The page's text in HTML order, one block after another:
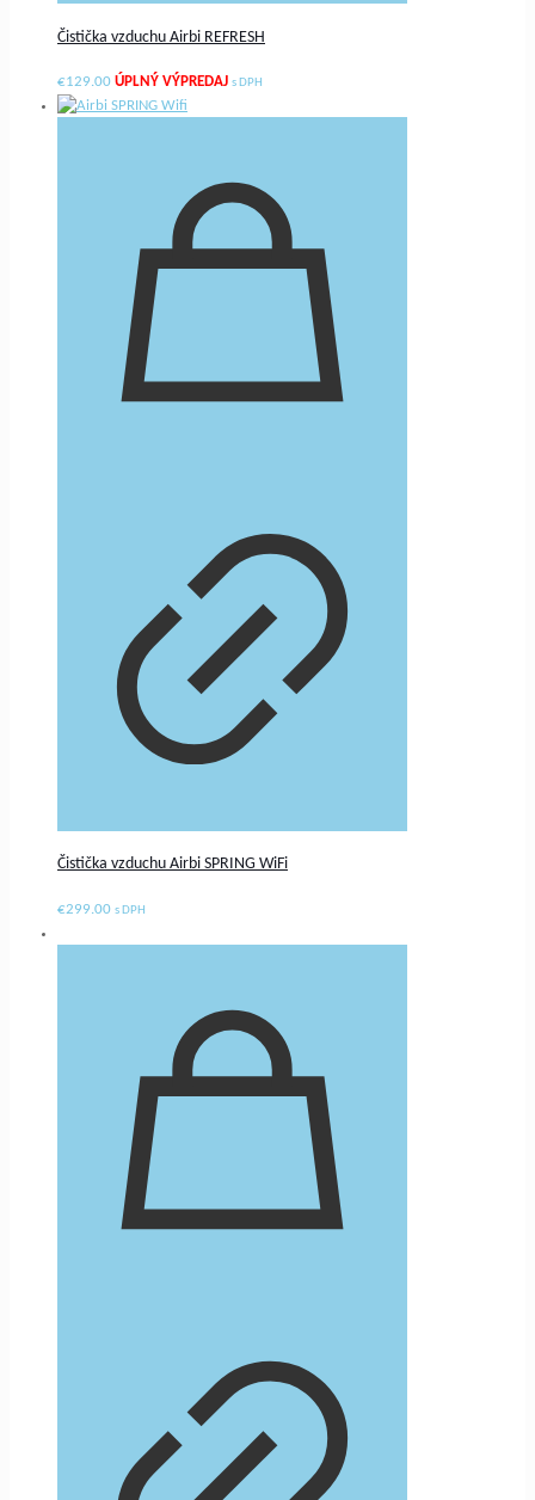
Čistička vzduchu Airbi REFRESH
€129.00 s DPH
Čistička vzduchu Airbi SPRING WiFi
€299.00 s DPH